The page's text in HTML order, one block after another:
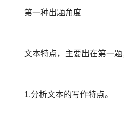
第一种出题角度
文本特点，主要出在第一题
1.分析文本的写作特点。